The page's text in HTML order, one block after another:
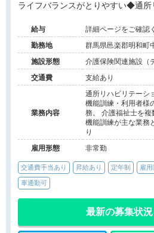
ライフバランスがとりやすい◆通所
給与
詳細ページをご確認
勤務地
群馬県邑楽郡明和町
施設形態
介護保険関連施設（
交通費
支給あり
業務内容
通所リハビリテーシ
機能訓練・利用者様
務。 介護福祉士を複
機能訓練が主な業務
り
雇用形態
非常勤
交通費手当あり 昇給あり 定年制 雇
車通勤可
最新の募集状